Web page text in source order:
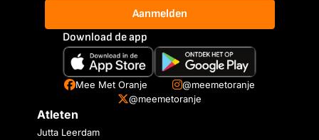
Aanmelden
Download de app
Mee Met Oranje
@meemetoranje
@meemetoranje
Atleten
Jutta Leerdam